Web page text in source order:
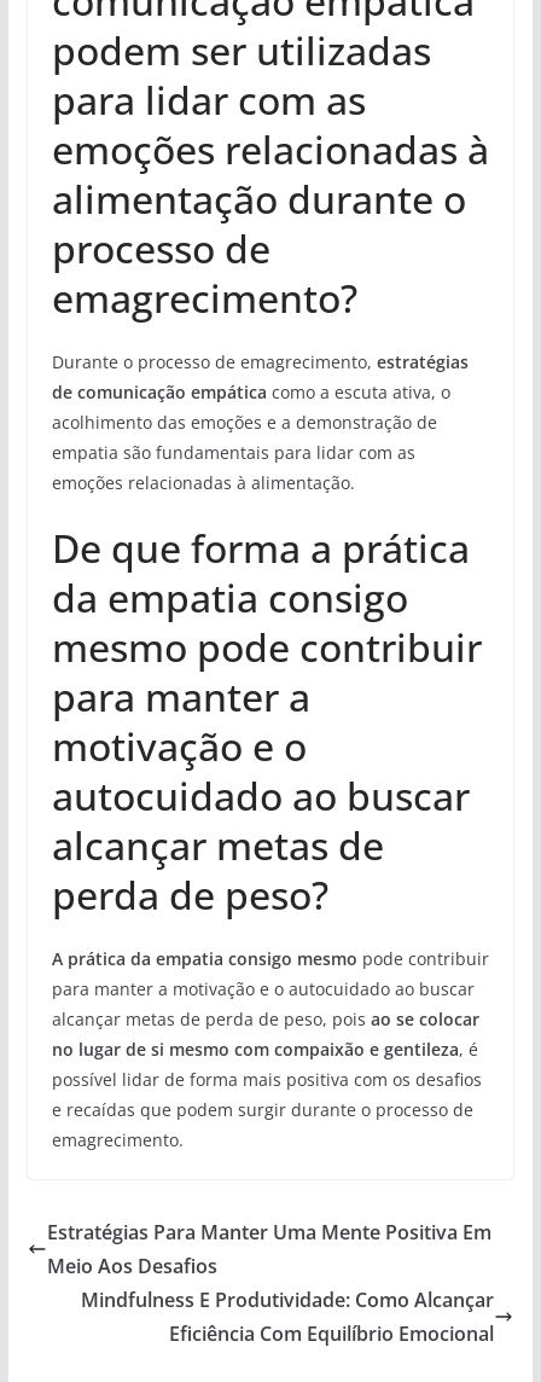
podem ser utilizadas
para lidar com as
emoções relacionadas à
alimentação durante o
processo de
emagrecimento?
Durante o processo de emagrecimento, estratégias
de comunicação empática como a escuta ativa, o
acolhimento das emoções e a demonstração de
empatia são fundamentais para lidar com as
emoções relacionadas à alimentação.
De que forma a prática
da empatia consigo
mesmo pode contribuir
para manter a
motivação e o
autocuidado ao buscar
alcançar metas de
perda de peso?
A prática da empatia consigo mesmo pode contribuir
para manter a motivação e o autocuidado ao buscar
alcançar metas de perda de peso, pois ao se colocar
no lugar de si mesmo com compaixão e gentileza, é
possível lidar de forma mais positiva com os desafios
e recaídas que podem surgir durante o processo de
emagrecimento.
Estratégias Para Manter Uma Mente Positiva Em
Meio Aos Desafios
Mindfulness E Produtividade: Como Alcançar
Eficiência Com Equilíbrio Emocional